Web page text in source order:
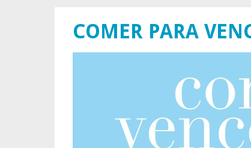
COMER PARA